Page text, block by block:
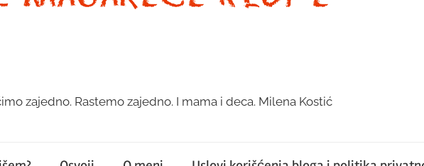
zajedno. Rastemo zajedno. I mama i deca. Milena Kostić